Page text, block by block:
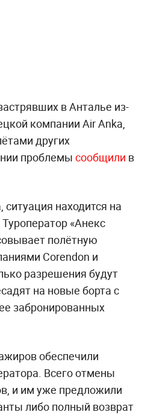
в Анталье из-
компании Air Anka,
других
проблемы сообщили в
находится на
«Анекс
полётную
Corendon и
разрешения будут
на новые борта с
забронированных
обеспечили
Всего отмены
и им уже предложили
либо полный возврат